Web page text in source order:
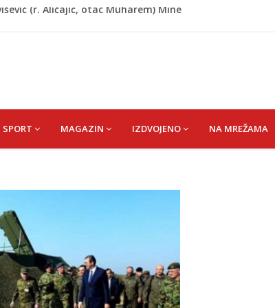
Evo kome je dodijeljen novac
Vratite sankcije zvaničnicima iz Republike Srpske
(r. Aličajić, otac Muharem) Mine
SPORT MAGAZIN IZDVOJENO NA MREŽAMA